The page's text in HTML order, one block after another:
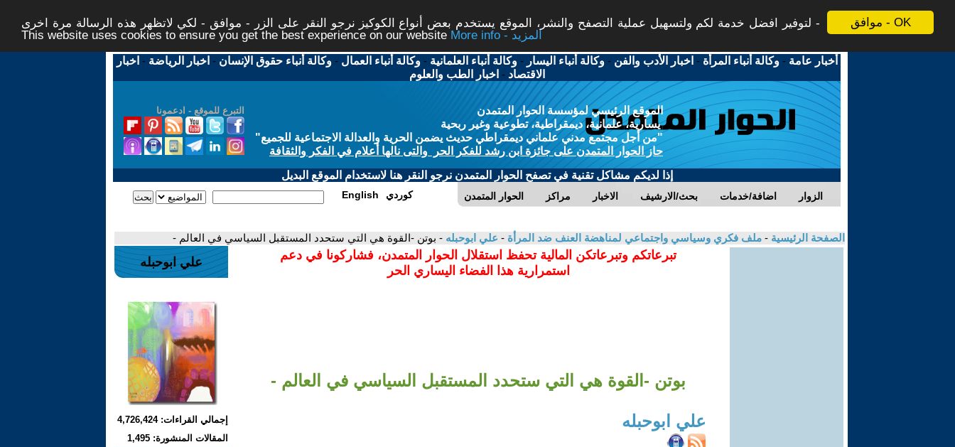
موافق - OK
لتوفير افضل خدمة لكم ولتسهيل عملية التصفح والنشر، الموقع يستخدم بعض أنواع الكوكيز نرجو النقر على الزر - موافق - لكي لاتظهر هذه الرسالة مرة اخرى -
This website uses cookies to ensure you get the best experience on our website
More info - المزيد
أخبار عامة -وكالة أنباء المرأة - اخبار الأدب والفن -وكالة أنباء اليسار -وكالة أنباء العلمانية -وكالة أنباء العمال -وكالة أنباء حقوق الإنسان - اخبار الرياضة - اخبار
الاقتصاد - اخبار الطب والعلوم
التبرع للموقع - ادعمونا
الموقع الرئيسي لمؤسسة الحوار المتمدن
يسارية، علمانية، ديمقراطية، تطوعية وغير ربحية
"من أجل مجتمع مدني علماني ديمقراطي حديث يضمن الحرية والعدالة الاجتماعية للجميع"
حاز الحوار المتمدن على جائزة ابن رشد للفكر الحر والتى نالها أعلام في الفكر والثقافة
إذا لديكم مشاكل تقنية في تصفح الحوار المتمدن نرجو النقر هنا لاستخدام الموقع البديل
الحوار المتمدن مراكز الاخبار بحث/الارشيف اضافة/خدمات الزوار English كوردي
الصفحة الرئيسية - ملف فكري وسياسي واجتماعي لمناهضة العنف ضد المرأة - علي ابوحبله - بوتن -القوة هي التي ستحدد المستقبل السياسي في العالم -
تبرعاتكم وتبرعاتكن المالية تحفظ استقلال الحوار المتمدن، فشاركونا في دعم
استمرارية هذا الفضاء اليساري الحر
بوتن -القوة هي التي ستحدد المستقبل السياسي في العالم -
علي ابوحبله
علي ابوحبله
إجمالي القراءات: 4,726,424
المقالات المنشورة: 1,495